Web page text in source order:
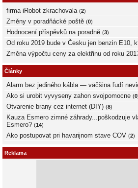
firma iRobot zkrachovala (2)
Změny v poradňácké poště (0)
Hodnocení příspěvků na poradně (3)
Od roku 2019 bude v Česku jen benzin E10,
Změna výpočtu ceny za elektřinu od roku
Články
Alarm bez jediného kábla — väčšina ľudí
Ako si urobit vyvyseny zahon svojpomocne (0
Otvarenie brany cez internet (DIY) (8)
Kauza Esmero zimné záhrady...poškodzuje
Esmero? (14)
Ako postupovat pri havarijnom stave COV (2)
Reklama